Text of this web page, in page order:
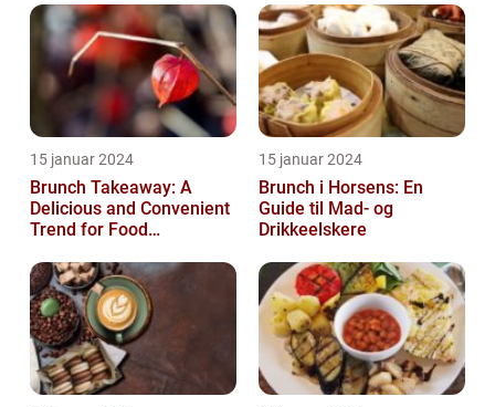
15 januar 2024
Brunch Takeaway: A
Delicious and Convenient
Trend for Food
15 januar 2024
Brunch i Horsens: En
Guide til Mad- og
Drikkeelskere